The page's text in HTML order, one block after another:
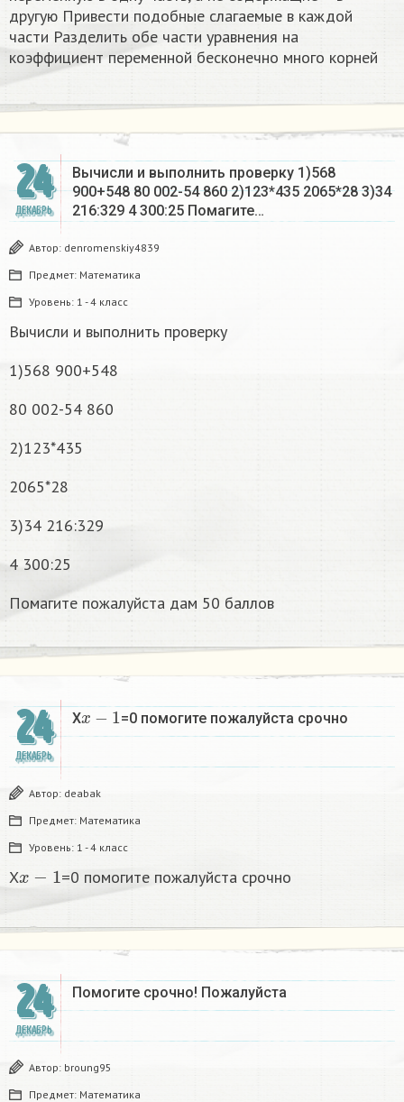
другую Привести подобные слагаемые в каждой
части Разделить обе части уравнения на
коэффициент переменной бесконечно много корней​
24
ДЕКАБРЬ
Вычисли и выполнить проверку 1)568
900+548 80 002-54 860 2)123*435 2065*28 3)34
216:329 4 300:25 Помагите…
Автор: denromenskiy4839
Предмет: Математика
Уровень: 1 - 4 класс
Вычисли и выполнить проверку
1)568 900+548
80 002-54 860
2)123*435
2065*28
3)34 216:329
4 300:25
Помагите пожалуйста дам 50 баллов
24
ДЕКАБРЬ
X
x−1
=0 помогите пожалуйста срочно
Автор: deabak
Предмет: Математика
Уровень: 1 - 4 класс
X =0 помогите пожалуйста срочно
24
ДЕКАБРЬ
Помогите срочно! Пожалуйста
Автор: broung95
Предмет: Математика